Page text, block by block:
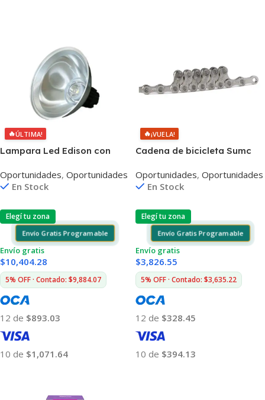
🔥ÚLTIMA!
Lampara Led Edison con
Oportunidades, Oportunidades
En Stock
Elegí tu zona
Envío Gratis Programable
Envío gratis
$10,404.28
5% OFF · Contado: $9,884.07
12 de $893.03
10 de $1,071.64
🔥¡VUELA!
Cadena de bicicleta Sumc
Oportunidades, Oportunidades
En Stock
Elegí tu zona
Envío Gratis Programable
Envío gratis
$3,826.55
5% OFF · Contado: $3,635.22
12 de $328.45
10 de $394.13